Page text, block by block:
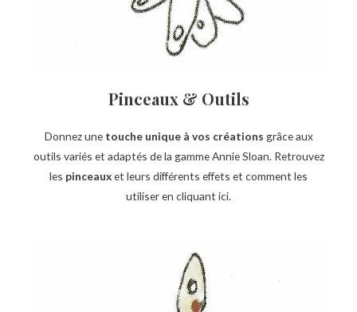
Pinceaux & Outils
Donnez une touche unique à vos créations grâce aux
outils variés et adaptés de la gamme Annie Sloan. Retrouvez
les pinceauxet leurs différents effets et comment les
utiliser en cliquant ici.